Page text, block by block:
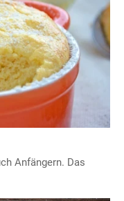
Anfängern. Das